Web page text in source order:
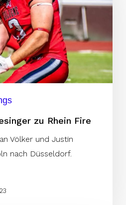
zu Rhein Fire
Völker und Justin
nach Düsseldorf.